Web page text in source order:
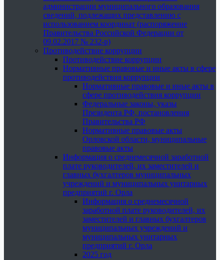
администрации муниципального образования
сведений, подлежащих представлению с
использованием координат (распоряжение
Правительства Российской Федерации от
09.02.2017 № 232-р)
Противодействие коррупции
Противодействие коррупции
Нормативные правовые и иные акты в сфере
противодействия коррупции
Нормативные правовые и иные акты в
сфере противодействия коррупции
Федеральные законы, указы
Президента РФ, постановления
Правительства РФ
Нормативные правовые акты
Орловской области, муниципальные
правовые акты
Информация о среднемесячной заработной
плате руководителей, их заместителей и
главных бухгалтеров муниципальных
учреждений и муниципальных унитарных
предприятий г. Орла
Информация о среднемесячной
заработной плате руководителей, их
заместителей и главных бухгалтеров
муниципальных учреждений и
муниципальных унитарных
предприятий г. Орла
2025 год